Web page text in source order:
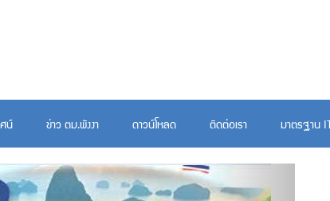
น์ ข่าว ตม.พังงา ดาวน์โหลด ติดต่อเรา มาตรฐาน